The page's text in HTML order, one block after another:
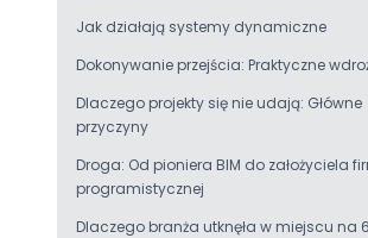
Jak działają systemy dynamiczne
Dokonywanie przejścia: Praktyczne
Dlaczego projekty się nie udają: Główne
przyczyny
Droga: Od pioniera BIM do założyciela
programistycznej
Dlaczego branża utknęła w miejscu na